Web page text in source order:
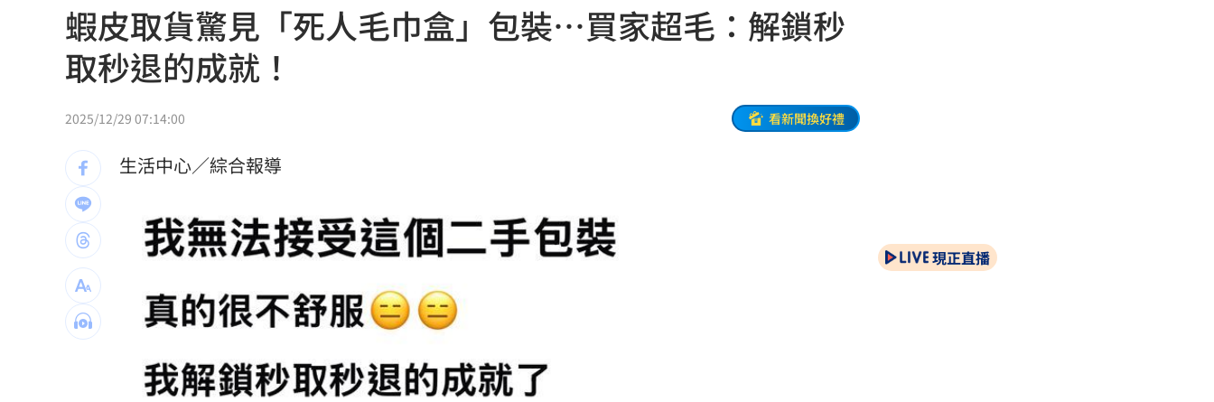
平均大賺88%！「10檔」台股老牌基金 07:00
以AI對抗AI！北富銀組金融業防詐聯盟
新／國道事故！車卡匝道…駕駛受困、昏迷 06:39
國道傳嚴重事故！2車碰撞「撇頭」3人送醫 06:24
美股多收黑！道瓊跌464點 費半小漲39點 06:12
蝦皮取貨驚見「死人毛巾盒」包裝…買家超毛：解鎖秒
取秒退的成就！
2025/12/29 07:14:00 看新聞換好禮
生活中心／綜合報導
現正直播